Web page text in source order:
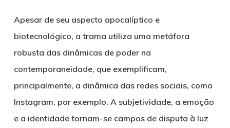
Apesar de seu aspecto apocalíptico e
biotecnológico, a trama utiliza uma metáfora
robusta das dinâmicas de poder na
contemporaneidade, que exemplificam,
principalmente, a dinâmica das redes sociais, como
Instagram, por exemplo. A subjetividade, a emoção
e a identidade tornam-se campos de disputa à luz